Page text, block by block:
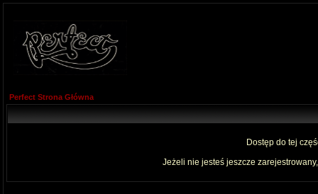
Perfect Strona Główna
Dostęp do tej
Jeżeli nie jesteś jeszcze